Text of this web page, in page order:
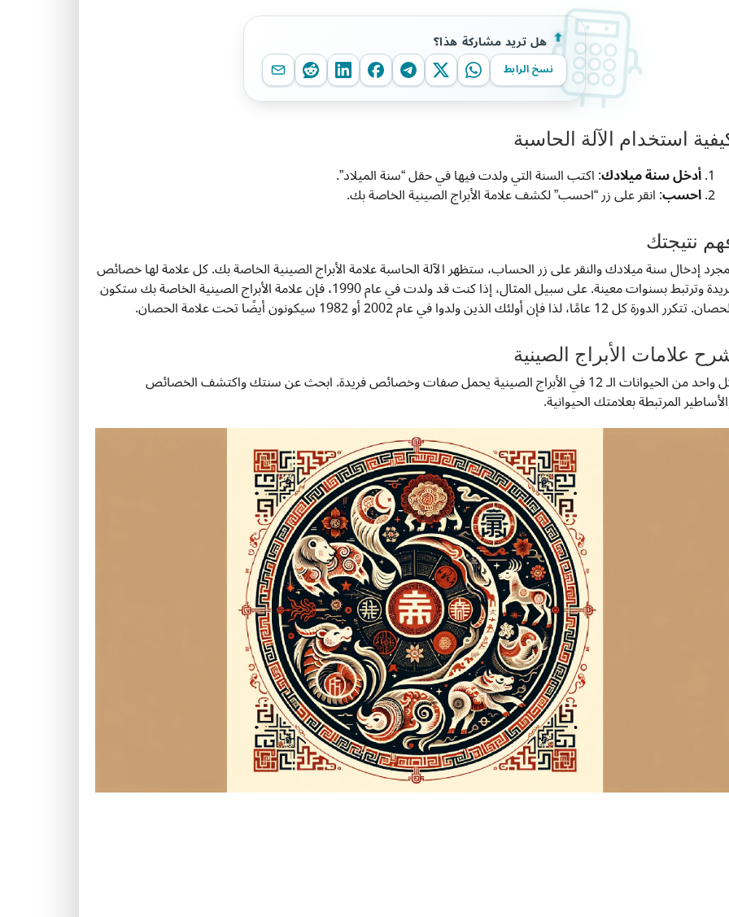
هل تريد مشاركة هذا؟
نسخ الرابط
استخدام الآلة الحاسبة
أدخل سنة ميلادك: اكتب السنة التي ولدت فيها في حقل “سنة الميلاد”.
احسب: انقر على زر “احسب” لكشف علامة الأبراج الصينية الخاصة بك.
نتيجتك
إدخال سنة ميلادك والنقر على زر الحساب، ستظهر الآلة الحاسبة علامة الأبراج الصينية الخاصة بك. كل علامة لها خصائص
فريدة وترتبط بسنوات معينة. على سبيل المثال، إذا كنت قد ولدت في عام 1990، فإن علامة الأبراج الصينية الخاصة بك ستكون
الدورة كل 12 عامًا، لذا فإن أولئك الذين ولدوا في عام 2002 أو 1982 سيكونون أيضًا تحت علامة الحصان.
علامات الأبراج الصينية
كل واحد من الحيوانات الـ 12 في الأبراج الصينية يحمل صفات وخصائص فريدة. ابحث عن سنتك واكتشف الخصائص
المرتبطة بعلامتك الحيوانية.